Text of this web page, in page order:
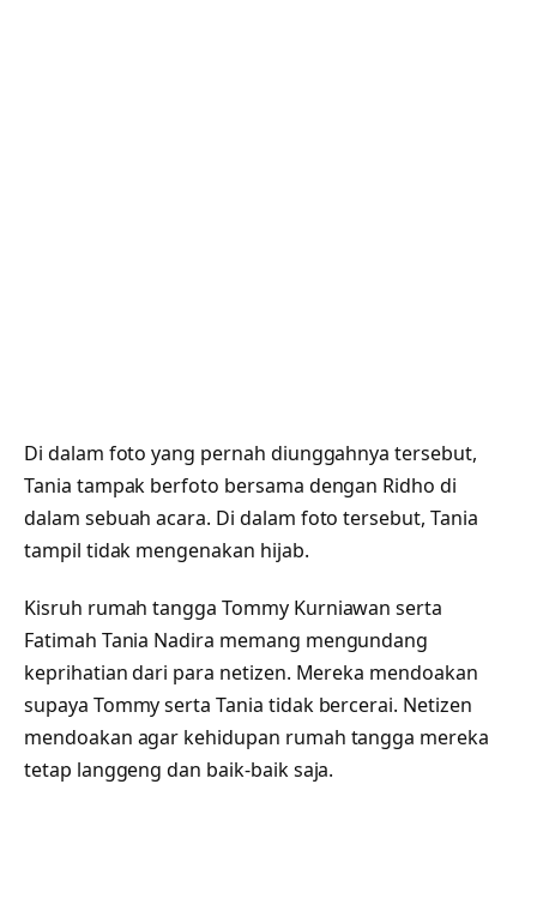
Di dalam foto yang pernah diunggahnya tersebut,
Tania tampak berfoto bersama dengan Ridho di
dalam sebuah acara. Di dalam foto tersebut, Tania
tampil tidak mengenakan hijab.
Kisruh rumah tangga Tommy Kurniawan serta
Fatimah Tania Nadira memang mengundang
keprihatian dari para netizen. Mereka mendoakan
supaya Tommy serta Tania tidak bercerai. Netizen
mendoakan agar kehidupan rumah tangga mereka
tetap langgeng dan baik-baik saja.